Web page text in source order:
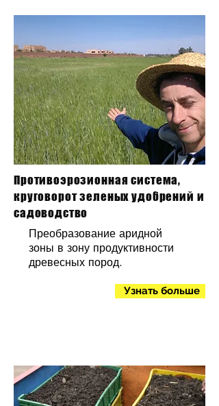
Противоэрозионная система,
круговорот зеленых удобрений и
садоводство
Преобразование аридной
зоны в зону продуктивности
древесных пород.
Узнать больше